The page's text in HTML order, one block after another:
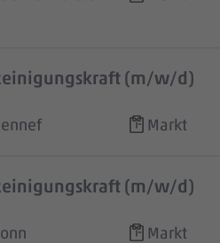
(m/w/d)
Markt
(m/w/d)
Markt